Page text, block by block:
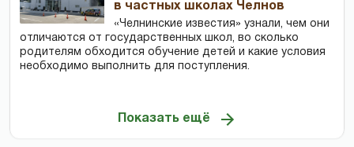
в частных школах Челнов
«Челнинские известия» узнали, чем они
отличаются от государственных школ, во сколько
родителям обходится обучение детей и какие условия
необходимо выполнить для поступления.
Показать ещё